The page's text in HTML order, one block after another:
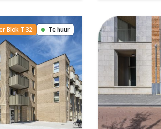
Blok T 32 Te huur